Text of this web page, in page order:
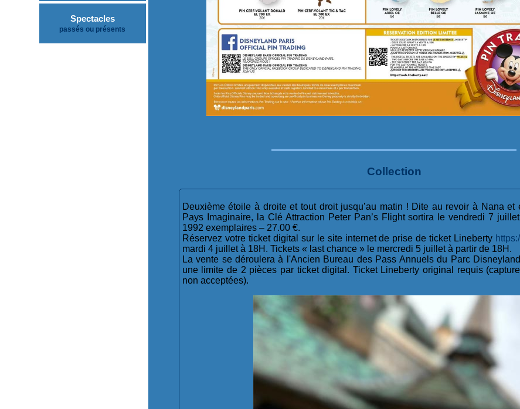
Spectacles
passés ou présents
Collection
Deuxième étoile à droite et tout droit jusqu’au matin ! Dite au revoir à Nana et
Pays Imaginaire, la Clé Attraction Peter Pan’s Flight sortira le vendredi 7
1992 exemplaires – 27.00 €.
Réservez votre ticket digital sur le site internet de prise de ticket Lineberty
mardi 4 juillet à 18H. Tickets « last chance » le mercredi 5 juillet à partir de 18H.
La vente se déroulera à l'Ancien Bureau des Pass Annuels du Parc
une limite de 2 pièces par ticket digital. Ticket Lineberty original requis
non acceptées).